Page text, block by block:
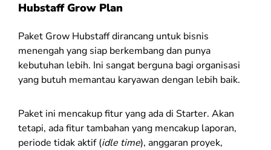
Hubstaff Grow Plan
Paket Grow Hubstaff dirancang untuk bisnis
menengah yang siap berkembang dan punya
kebutuhan lebih. Ini sangat berguna bagi organisasi
yang butuh memantau karyawan dengan lebih baik.
Paket ini mencakup fitur yang ada di Starter. Akan
tetapi, ada fitur tambahan yang mencakup laporan,
periode tidak aktif (idle time), anggaran proyek,